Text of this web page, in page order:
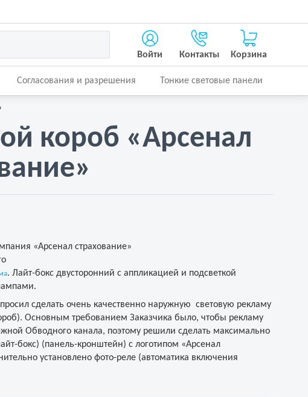
Войти Контакты Корзина
Согласования и разрешения Тонкие световые панели
короб «Арсенал
«Арсенал страхование»
. Лайт-бокс двусторонний с аппликацией и подсветкой
сделать очень качественно наружную световую рекламу
Основным требованием Заказчика было, чтобы рекламу
Обводного канала, поэтому решили сделать максимально
бокс) (панель-кронштейн) с логотипом «Арсенал
установлено фото-реле (автоматика включения